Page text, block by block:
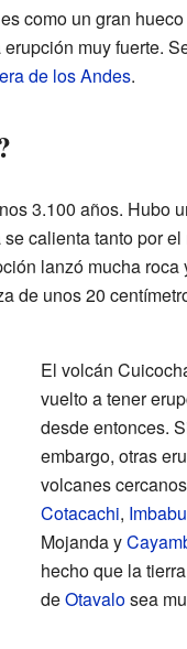
como un gran
muy fuerte.
de los Andes.
3.100 años. Hubo
calienta tanto por el
lanzó mucha roca
de unos 20
El volcán
vuelto a tener
desde entonces.
embargo, otras
volcanes
Cotacachi,
Mojanda y
hecho que la
deOtavalosea